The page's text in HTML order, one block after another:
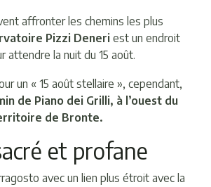
affronter les chemins les plus
Pizzi Deneriest un endroit
attendre la nuit du 15 août.
un « 15 août stellaire », cependant,
de Piano dei Grilli, à l’ouest du
de Bronte.
et profane
avec un lien plus étroit avec la